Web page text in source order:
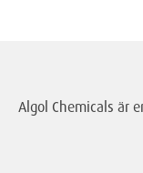
Algol Chemicals är